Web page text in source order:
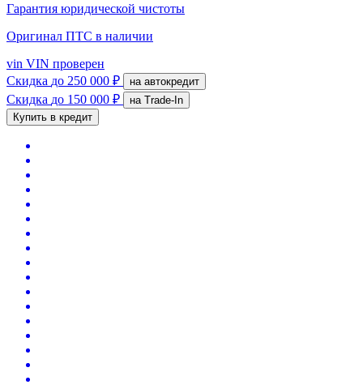
Гарантия юридической чистоты
Оригинал ПТС в наличии
vin VIN проверен
Скидка до 250 000 ₽ на автокредит
Скидка до 150 000 ₽
на Trade-In
Купить в кредит